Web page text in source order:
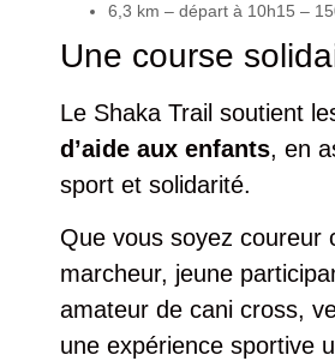
6,3 km – départ à 10h15 –
Une course
Le Shaka Trail soutient
d’aide aux enfants, en
sport et solidarité.
Que vous soyez coureur
marcheur, jeune
amateur de cani cross,
une expérience sportive